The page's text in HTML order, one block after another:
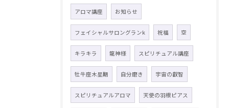
アロマ講座 お知らせ
フェイシャルサロングランk 祝福 空
キラキラ 龍神様 スピリチュアル講座
牡牛座木星期 自分磨き 宇宙の叡智
スピリチュアルアロマ 天使の羽根ピアス